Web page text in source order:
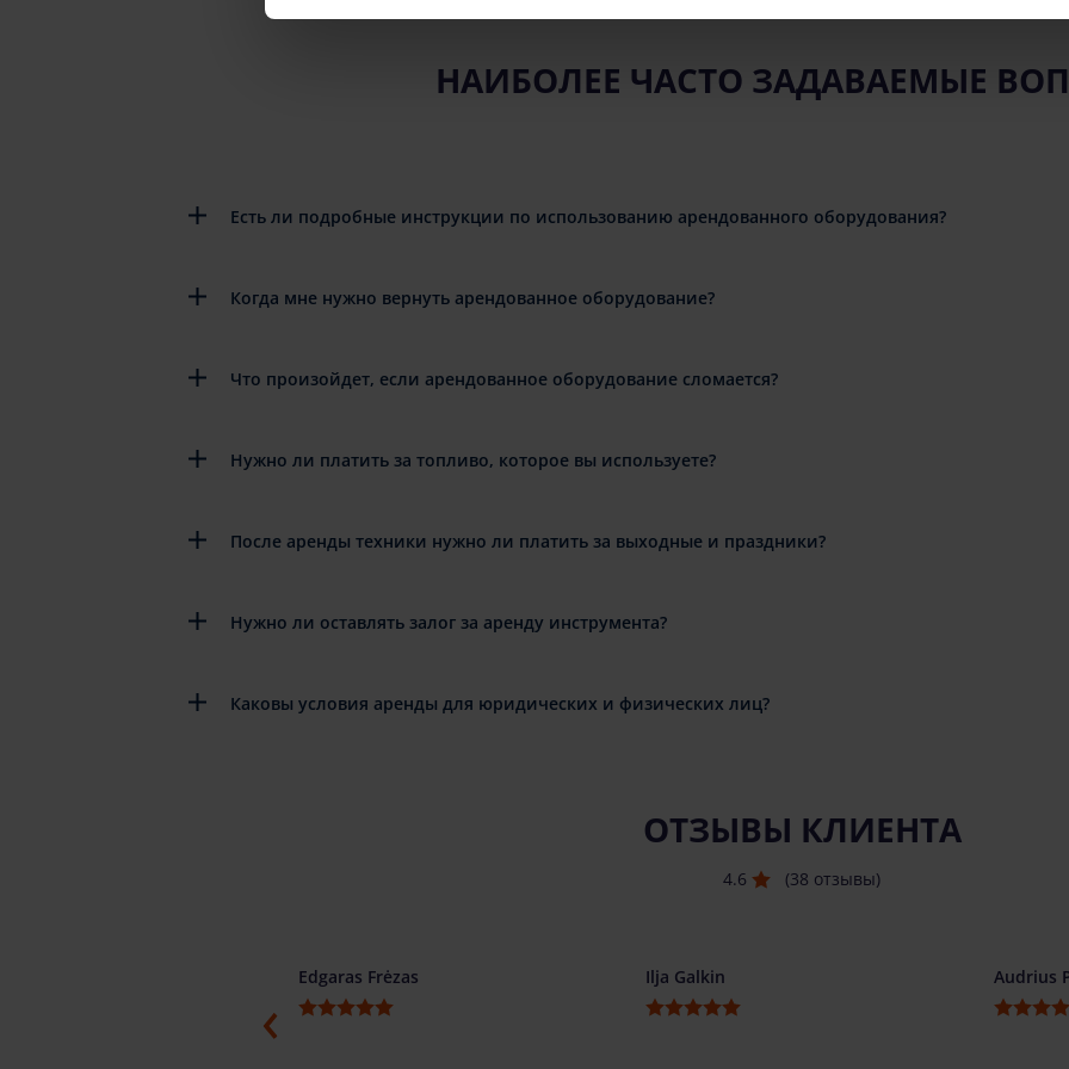
НАИБОЛЕЕ ЧАСТО ЗАДАВАЕМЫЕ
Есть ли подробные инструкции по использованию арендованного оборудования?
Когда мне нужно вернуть арендованное оборудование?
Что произойдет, если арендованное оборудование сломается?
Нужно ли платить за топливо, которое вы используете?
После аренды техники нужно ли платить за выходные и праздники?
Нужно ли оставлять залог за аренду инструмента?
Каковы условия аренды для юридических и физических лиц?
ОТЗЫВЫ КЛИЕНТА
4.6 (38 отзывы)
Edgaras Frėzas Ilja Galkin Audrius